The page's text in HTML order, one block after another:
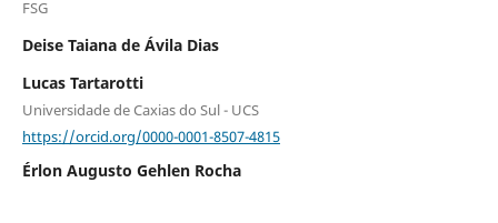
FSG
Deise Taiana de Ávila Dias
Lucas Tartarotti
Universidade de Caxias do Sul - UCS
https://orcid.org/0000-0001-8507-4815
Érlon Augusto Gehlen Rocha